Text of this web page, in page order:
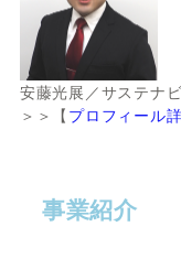
安藤光展／サステナ
＞＞【 プロフィール
事業紹介